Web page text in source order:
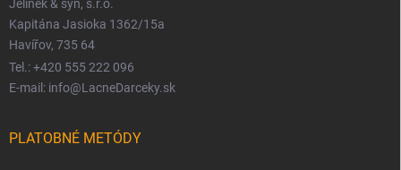
Jelínek & syn, s.r.o.
Kapitána Jasioka 1362/15a
Havířov, 735 64
Tel.: +420 555 222 096
E-mail: info@LacneDarceky.sk
PLATOBNÉ METÓDY